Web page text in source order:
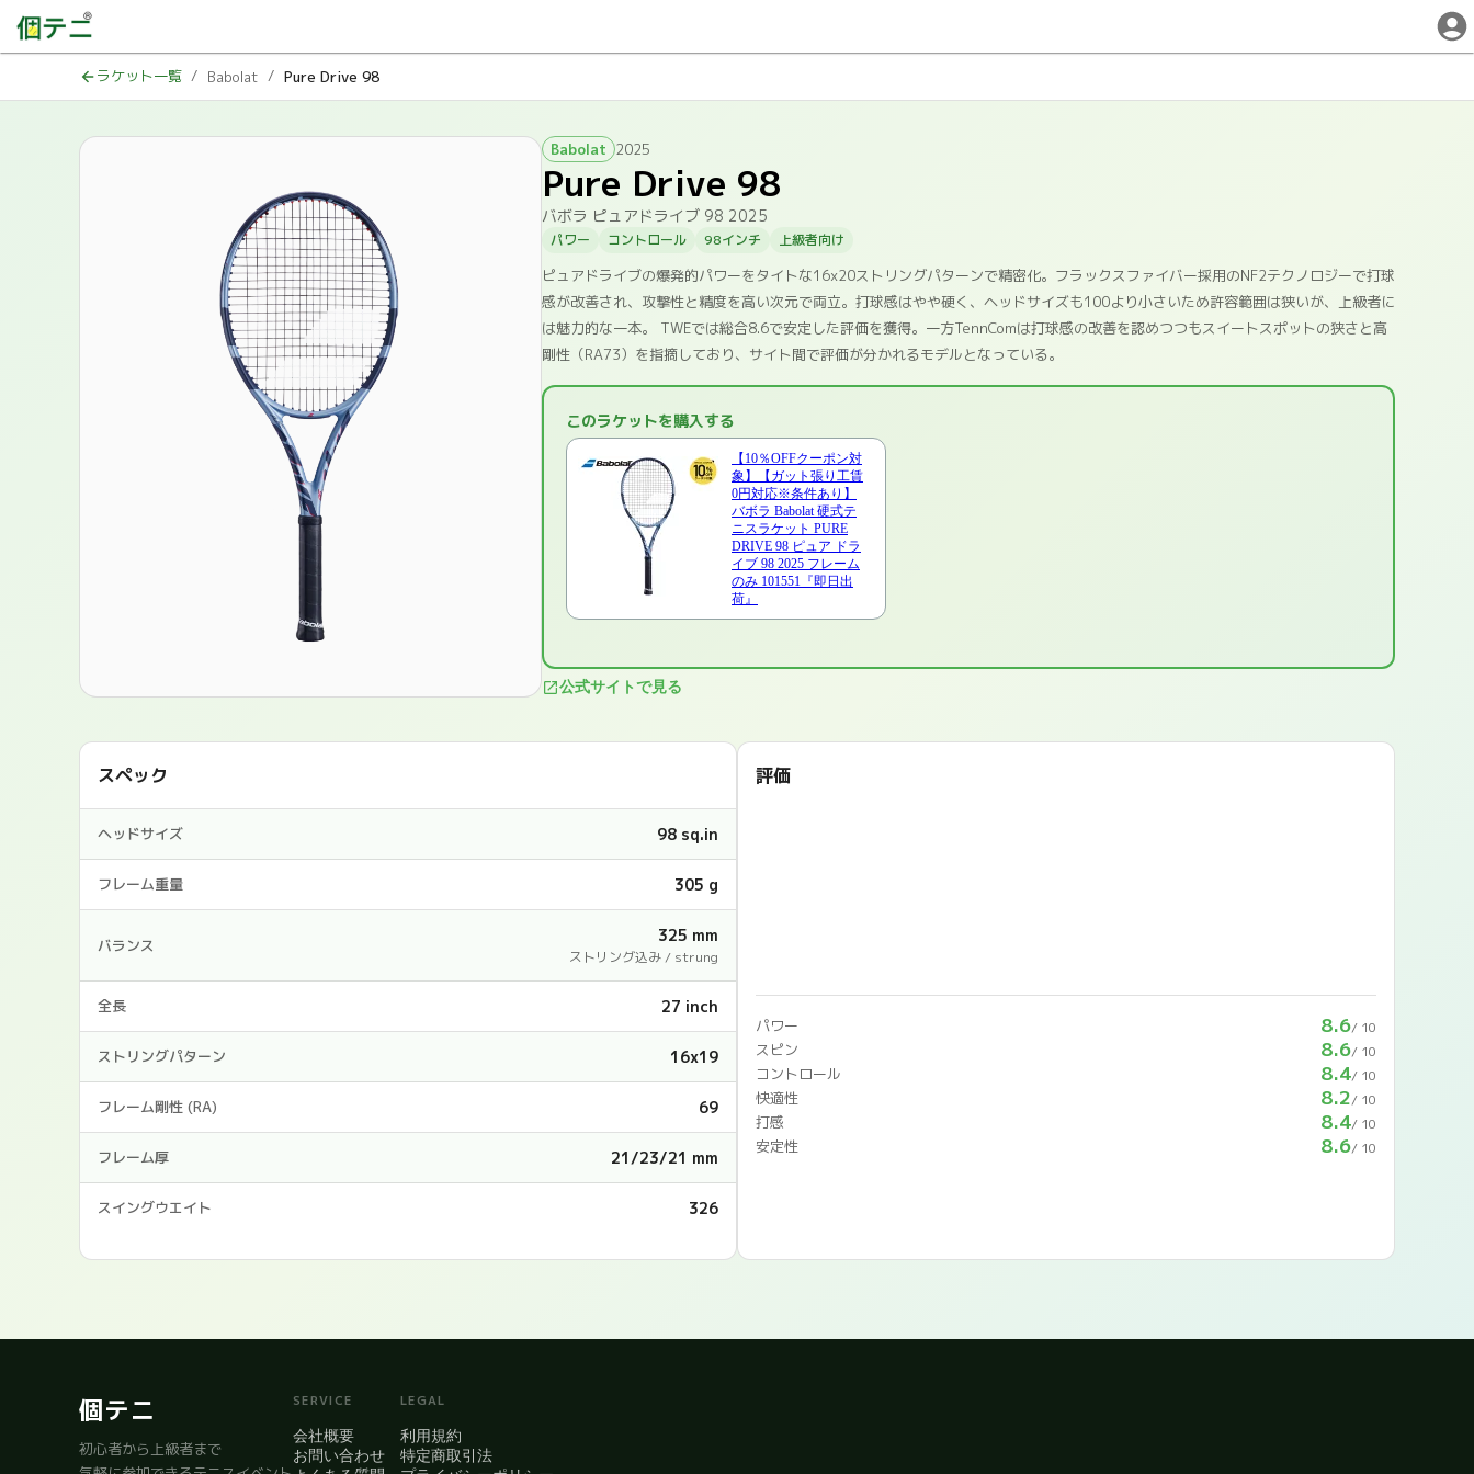
ラケット一覧 / Babolat / Pure Drive 98
Babolat 2025
Pure Drive 98
バボラ ピュアドライブ 98 2025
パワー コントロール 98インチ 上級者向け
ピュアドライブの爆発的パワーをタイトな16x20ストリングパターンで精密化。フラックスファイバー採用のNF2テクノロジーで打球
感が改善され、攻撃性と精度を高い次元で両立。打球感はやや硬く、ヘッドサイズも100より小さいため許容範囲は狭いが、上級者に
は魅力的な一本。 TWEでは総合8.6で安定した評価を獲得。一方TennComは打球感の改善を認めつつもスイートスポットの狭さと高
剛性（RA73）を指摘しており、サイト間で評価が分かれるモデルとなっている。
このラケットを購入する
【10％OFFクーポン対
象】【ガット張り工賃
0円対応※条件あり】
バボラ Babolat 硬式テ
ニスラケット PURE
DRIVE 98 ピュア ドラ
イブ 98 2025 フレーム
のみ 101551『即日出
荷』
公式サイトで見る
スペック
ヘッドサイズ 98 sq.in
フレーム重量 305 g
バランス 325 mm
ストリング込み / strung
全長 27 inch
ストリングパターン 16x19
フレーム剛性 (RA) 69
フレーム厚 21/23/21 mm
スイングウエイト 326
評価
パワー 8.6/ 10
スピン 8.6/ 10
コントロール 8.4/ 10
快適性 8.2/ 10
打感 8.4/ 10
安定性 8.6/ 10
個テニ
初心者から上級者まで
SERVICE
会社概要
お問い合わせ
LEGAL
利用規約
特定商取引法